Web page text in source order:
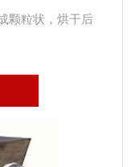
颗粒状，烘干后